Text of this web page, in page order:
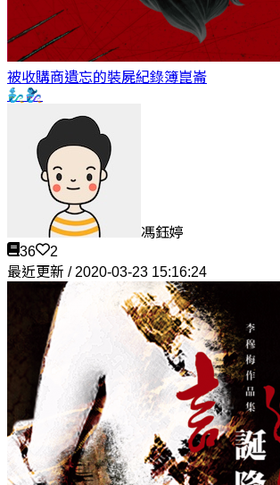
被收購商遺忘的裝屍紀錄簿崑崙
🧞‍♂️🧞‍♀️
馮鈺婷
36
2
最近更新 / 2020-03-23 15:16:24